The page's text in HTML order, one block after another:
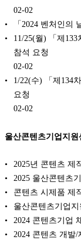
02-02
「2024 벤처인의
11/25(월) 「제
참석 요청
02-02
1/22(수) 「제134
요청
02-02
울산콘텐츠기업지원
2025년 콘텐츠 제
2025 울산콘텐츠
콘텐츠 시제품 제
울산콘텐츠기업
2024 콘텐츠기업
2024 콘텐츠 개발